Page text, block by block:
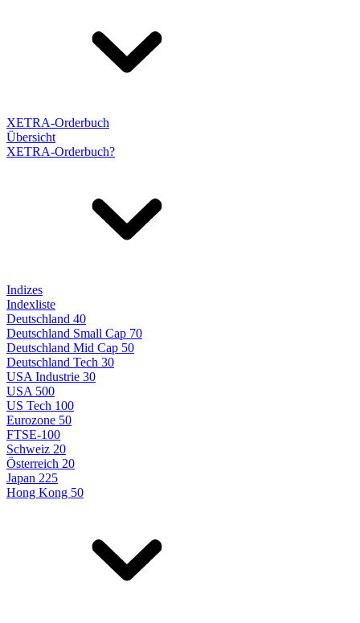
XETRA-Orderbuch
Übersicht
XETRA-Orderbuch?
Indizes
Indexliste
Deutschland 40
Deutschland Small Cap 70
Deutschland Mid Cap 50
Deutschland Tech 30
USA Industrie 30
USA 500
US Tech 100
Eurozone 50
FTSE-100
Schweiz 20
Österreich 20
Japan 225
Hong Kong 50